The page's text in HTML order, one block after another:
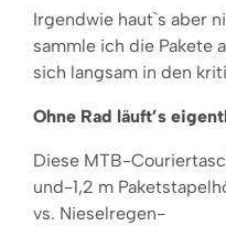
Irgendwie haut`s aber
sammle ich die Pakete
sich langsam in den
Ohne Rad läuft’s
Diese MTB-
und-1,2 m
vs. Nieselregen-